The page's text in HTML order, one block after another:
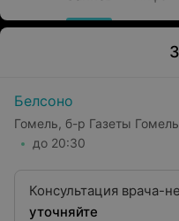
Белсоно
Гомель, б-р Газеты
до 20:30
Консультация врача-
квалификационной
уточняйте